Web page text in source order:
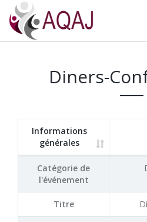
Diners-
Informations
générales
Catégorie de
l'événement
Titre